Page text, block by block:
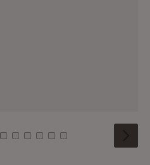
0 1
Kachel: 2
Zu Kachel: 3
Zu Kachel: 4
Zu Kachel: 5
Zu Kachel: 6
Zu Kachel: 7
Zu Kachel: 8